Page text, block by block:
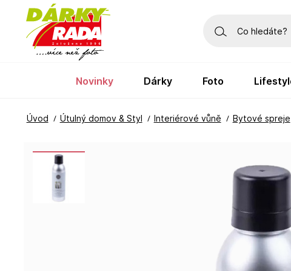
Úvod Útulný domov & Styl Interiérové vůně Bytové spreje
novinky dárky foto